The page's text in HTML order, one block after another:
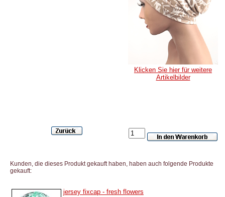
Klicken Sie hier für weitere
Artikelbilder
Kunden, die dieses Produkt gekauft haben, haben auch folgende Produkte
gekauft:
jersey fixcap - fresh flowers